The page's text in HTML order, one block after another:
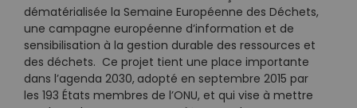
dématérialisée la Semaine Européenne des Déchets,
une campagne européenne d’information et de
sensibilisation à la gestion durable des ressources et
des déchets. Ce projet tient une place importante
dans l’agenda 2030, adopté en septembre 2015 par
les 193 États membres de l’ONU, et qui vise à mettre